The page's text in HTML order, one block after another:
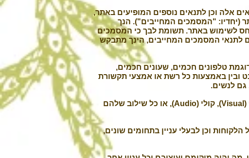
אלה וכן לתנאים נוספים המופיעים באתר,
(יחדיו: "המסמכים המחייבים"). הנך
לשימוש באתר. תשומת לבך כי המסמכים
לתנאי המסמכים המחייבים, הינך מתבקש
טלפונים חכמים, שעונים חכמים,
ובין באמצעות כל רשת או אמצעי תקשורת
גם לנשים.
במסמכים המחייבים משמעות המונח "תוכן" או "תכנים" היא כל תוכן מילולי (Textual), חזותי (Visual), קולי (Audio), או כל שילוב שלהם
וכן לבעלי עניין בתחומים שונים,